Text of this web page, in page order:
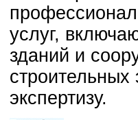
услуг,
зданий и
строительных
экспертизу.